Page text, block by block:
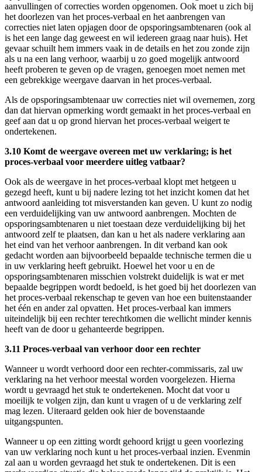
aanvullingen of correcties worden opgenomen. Ook moet u zich bij
het doorlezen van het proces-verbaal en het aanbrengen van
correcties niet laten opjagen door de opsporingsambtenaren (ook al
is het een lange dag geweest en wil iedereen graag naar huis). Het
gevaar schuilt hem immers vaak in de details en het zou zonde zijn
als u na een lang verhoor, waarbij u zo goed mogelijk antwoord
heeft proberen te geven op de vragen, genoegen moet nemen met
een gebrekkige weergave daarvan in het proces-verbaal.
Als de opsporingsambtenaar uw correcties niet wil overnemen, zorg
dan dat hiervan opmerking wordt gemaakt in het proces-verbaal en
geef aan dat u op grond hiervan het proces-verbaal weigert te
ondertekenen.
3.10 Komt de weergave overeen met uw verklaring; is het
proces-verbaal voor meerdere uitleg vatbaar?
Ook als de weergave in het proces-verbaal klopt met hetgeen u
gezegd heeft, kunt u bij nadere lezing tot het inzicht komen dat het
antwoord aanleiding tot misverstanden kan geven. U kunt zo nodig
een verduidelijking van uw antwoord aanbrengen. Mochten de
opsporingsambtenaren u niet toestaan deze verduidelijking bij het
antwoord zelf te plaatsen, dan kan u het als nadere verklaring aan
het eind van het verhoor aanbrengen. In dit verband kan ook
gedacht worden aan bijvoorbeeld bepaalde technische termen die u
in uw verklaring heeft gebruikt. Hoewel het voor u en de
opsporingsambtenaren misschien volstrekt duidelijk is wat er met
bepaalde begrippen wordt bedoeld, is het goed bij het doorlezen van
het proces-verbaal rekenschap te geven van hoe een buitenstaander
het één en ander zal opvatten. Het proces-verbaal kan immers
uiteindelijk bij een rechter terechtkomen die wellicht minder kennis
heeft van de door u gehanteerde begrippen.
3.11 Proces-verbaal van verhoor door een rechter
Wanneer u wordt verhoord door een rechter-commissaris, zal uw
verklaring na het verhoor meestal worden voorgelezen. Hierna
wordt u gevraagd het stuk te ondertekenen. Mocht dat voor u
moeilijk te volgen zijn, dan kunt u vragen of u de verklaring zelf
mag lezen. Uiteraard gelden ook hier de bovenstaande
uitgangspunten.
Wanneer u op een zitting wordt gehoord krijgt u geen voorlezing
van uw verklaring noch kunt u het proces-verbaal inzien. Evenmin
zal aan u worden gevraagd het stuk te ondertekenen. Dit is een